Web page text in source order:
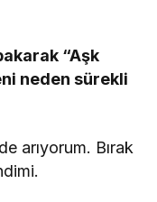
“Aşk
neden sürekli
arıyorum. Bırak